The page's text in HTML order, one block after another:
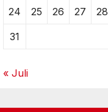
24 25 26 27 28
31
« Juli